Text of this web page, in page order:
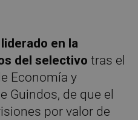
en la
del selectivo tras el
Economía y
Guindos, de que el
por valor de